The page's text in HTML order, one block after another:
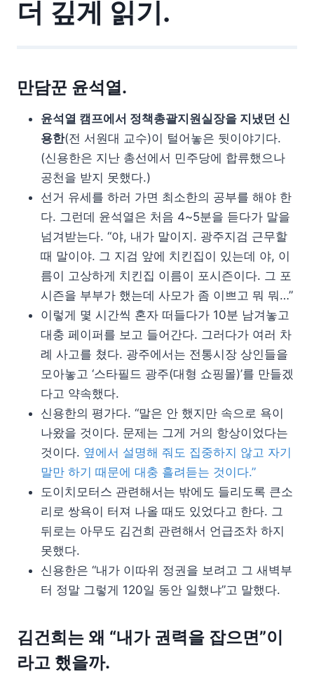
더 깊게 읽기.
만담꾼 윤석열.
윤석열 캠프에서 정책총괄지원실장을 지냈던 신
용한(전 서원대 교수)이 털어놓은 뒷이야기다.
(신용한은 지난 총선에서 민주당에 합류했으나
공천을 받지 못했다.)
선거 유세를 하러 가면 최소한의 공부를 해야 한
다. 그런데 윤석열은 처음 4~5분을 듣다가 말을
넘겨받는다. “야, 내가 말이지. 광주지검 근무할
때 말이야. 그 지검 앞에 치킨집이 있는데 야, 이
름이 고상하게 치킨집 이름이 포시즌이다. 그 포
시즌을 부부가 했는데 사모가 좀 이쁘고 뭐 뭐…”
이렇게 몇 시간씩 혼자 떠들다가 10분 남겨놓고
대충 페이퍼를 보고 들어간다. 그러다가 여러 차
례 사고를 쳤다. 광주에서는 전통시장 상인들을
모아놓고 ‘스타필드 광주(대형 쇼핑몰)’를 만들겠
다고 약속했다.
신용한의 평가다. “말은 안 했지만 속으로 욕이
나왔을 것이다. 문제는 그게 거의 항상이었다는
것이다. 옆에서 설명해 줘도 집중하지 않고 자기
말만 하기 때문에 대충 흘려듣는 것이다.”
도이치모터스 관련해서는 밖에도 들리도록 큰소
리로 쌍욕이 터져 나올 때도 있었다고 한다. 그
뒤로는 아무도 김건희 관련해서 언급조차 하지
못했다.
신용한은 “내가 이따위 정권을 보려고 그 새벽부
터 정말 그렇게 120일 동안 일했냐”고 말했다.
김건희는 왜 “내가 권력을 잡으면”이
라고 했을까.